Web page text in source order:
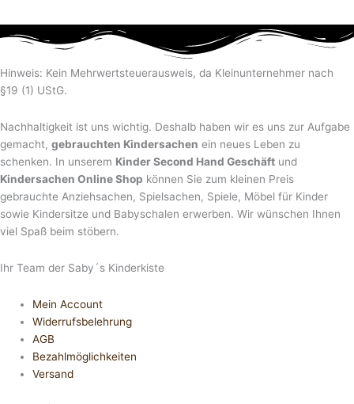
Hinweis: Kein Mehrwertsteuerausweis, da Kleinunternehmer nach
§19 (1) UStG.
Nachhaltigkeit ist uns wichtig. Deshalb haben wir es uns zur Aufgabe
gemacht, gebrauchten Kindersachen ein neues Leben zu
schenken. In unserem Kinder Second Hand Geschäft und
Kindersachen Online Shop können Sie zum kleinen Preis
gebrauchte Anziehsachen, Spiel­sachen, Spiele, Möbel für Kinder
sowie Kindersitze und Babyschalen erwerben. Wir wünschen Ihnen
viel Spaß beim stöbern.
Ihr Team der Saby´s Kinderkiste
Mein Account
Widerrufsbelehrung
AGB
Bezahlmöglichkeiten
Versand